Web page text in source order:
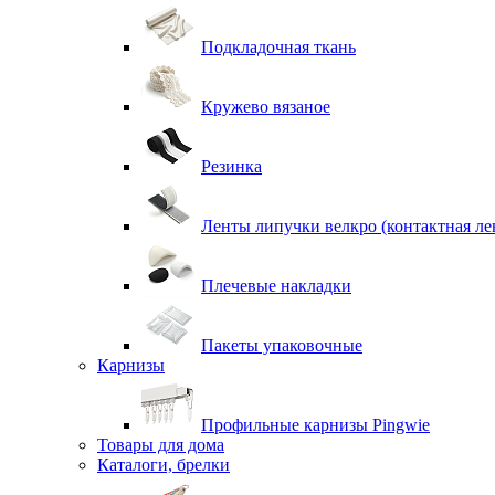
Подкладочная ткань
Кружево вязаное
Резинка
Ленты липучки велкро (контактная
Плечевые накладки
Пакеты упаковочные
Карнизы
Профильные карнизы Pingwie
Товары для дома
Каталоги, брелки